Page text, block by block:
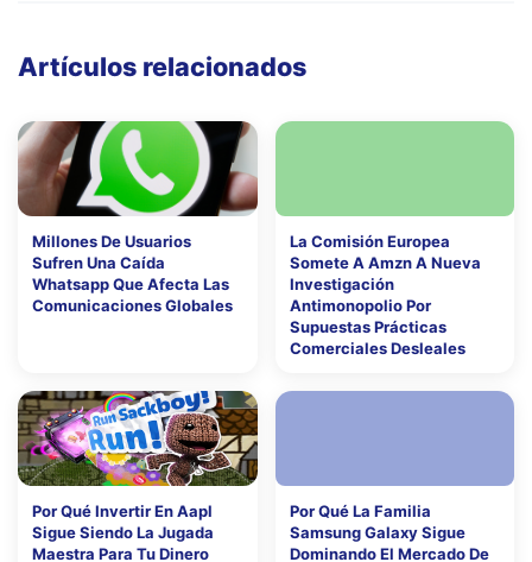
Artículos relacionados
Millones De Usuarios
Sufren Una Caída
Whatsapp Que Afecta Las
Comunicaciones Globales
La Comisión Europea
Somete A Amzn A Nueva
Investigación
Antimonopolio Por
Supuestas Prácticas
Comerciales Desleales
Por Qué Invertir En Aapl
Sigue Siendo La Jugada
Maestra Para Tu Dinero
Por Qué La Familia
Samsung Galaxy Sigue
Dominando El Mercado De